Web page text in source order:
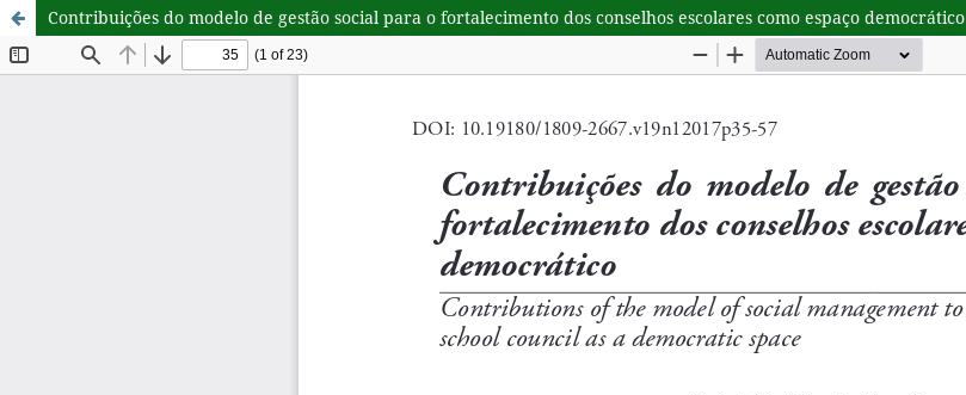
Contribuições do modelo de gestão social para o fortalecimento dos conselhos escolares como espaço democrático